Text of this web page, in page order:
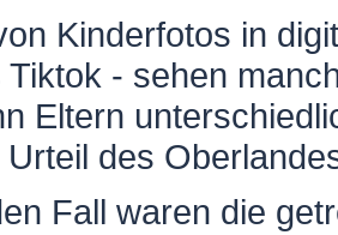
Kinderfotos in
Tiktok - sehen
Eltern
des
Fall waren die